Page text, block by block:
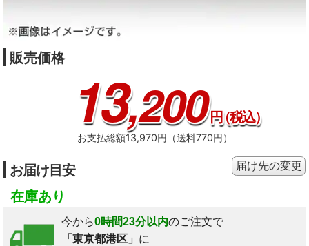
販売価格
13,200円（税込）
お支払総額13,970円（送料770円）
お届け目安
在庫あり
今から0時間23分以内のご注文で
「東京都港区」 に
届け先の変更